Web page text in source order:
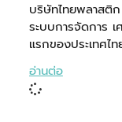
บริษัทไทยพลาสติ
ระบบการจัดการ
แรกของประเทศไท
อ่านต่อ